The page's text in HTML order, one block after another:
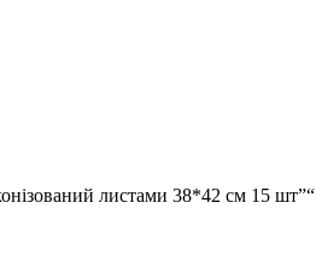
листами 38*42 см 15 шт”“